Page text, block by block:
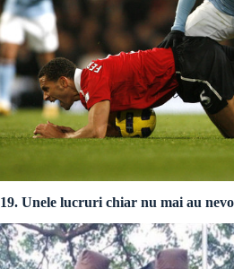
19. Unele lucruri chiar nu mai au